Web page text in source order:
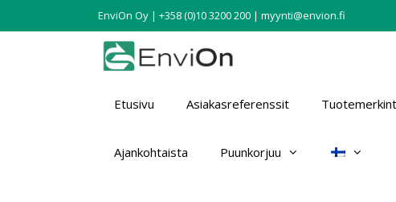
EnviOn Oy | +358 (0)10 3200 200 | myynti@envion.fi
Etusivu Asiakasreferenssit
Ajankohtaista Puunkorjuu